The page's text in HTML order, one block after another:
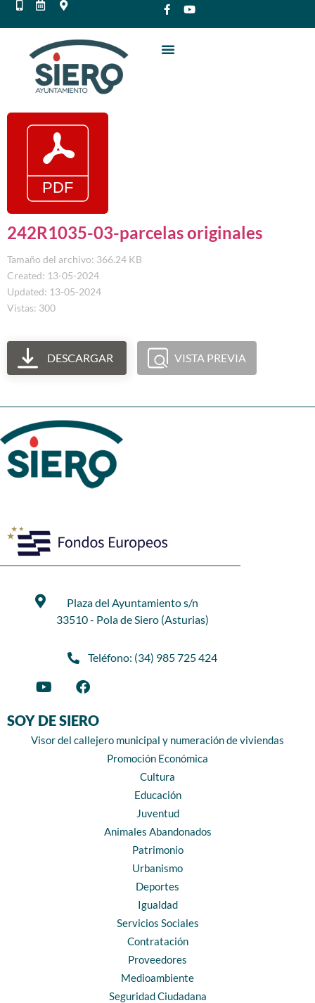
242R1035-03-parcelas originales
Tamaño del archivo: 366.24 KB
Created: 13-05-2024
Updated: 13-05-2024
Vistas: 300
DESCARGAR VISTA PREVIA
Plaza del Ayuntamiento s/n
33510 - Pola de Siero (Asturias)
Teléfono: (34) 985 725 424
SOY DE SIERO
Visor del callejero municipal y numeración de viviendas
Promoción Económica
Cultura
Educación
Juventud
Animales Abandonados
Patrimonio
Urbanismo
Deportes
Igualdad
Servicios Sociales
Contratación
Proveedores
Medioambiente
Seguridad Ciudadana